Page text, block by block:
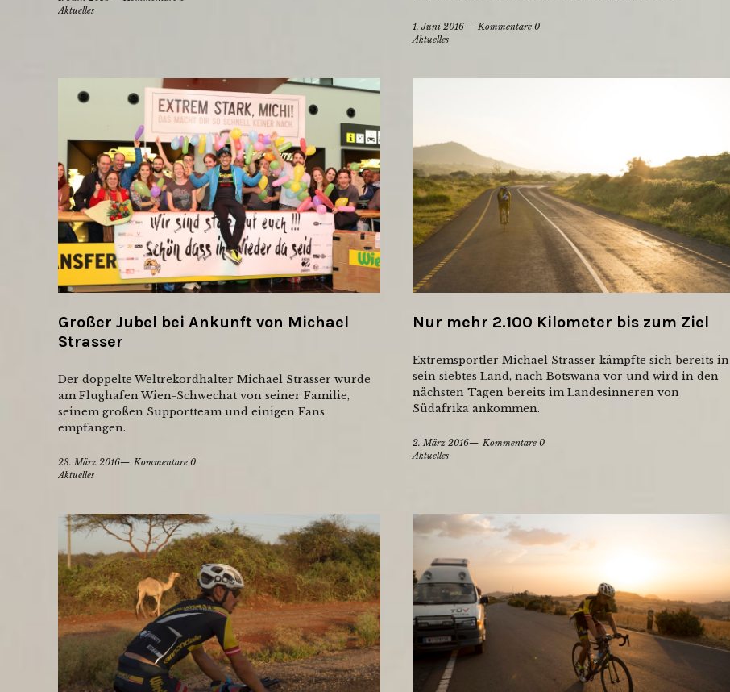
Aktuelles
1. Juni 2016
Kommentare 0
Aktuelles
Großer Jubel bei Ankunft von Michael
Strasser
Der doppelte Weltrekordhalter Michael Strasser wurde
am Flughafen Wien-Schwechat von seiner Familie,
seinem großen Supportteam und einigen Fans
empfangen.
23. März 2016
Kommentare 0
Aktuelles
Nur mehr 2.100 Kilometer bis zum Ziel
Extremsportler Michael Strasser kämpfte sich bereits in
sein siebtes Land, nach Botswana vor und wird in den
nächsten Tagen bereits im Landesinneren von
Südafrika ankommen.
2. März 2016
Kommentare 0
Aktuelles